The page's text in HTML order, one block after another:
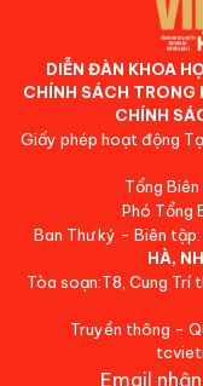
DIỄN ĐÀN KHOA
CHÍNH SÁCH TRONG
CHÍNH
Giấy phép hoạt động
Tổng
Phó Tổng
Ban Thư ký - Biên tập:
HÀ,
Tòa soạn:T8, Cung Trí
Truyền thông -
Email